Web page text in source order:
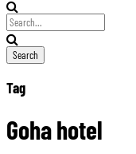
Tag
Goha hotel